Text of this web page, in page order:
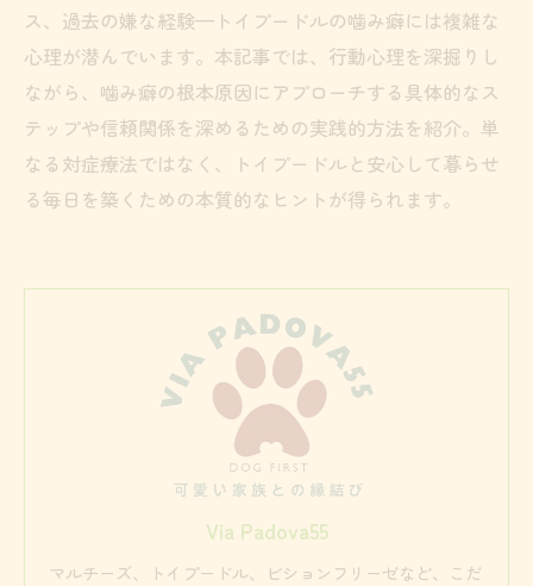
ス、過去の嫌な経験—トイプードルの噛み癖には複雑な
心理が潜んでいます。本記事では、行動心理を深掘りし
ながら、噛み癖の根本原因にアプローチする具体的なス
テップや信頼関係を深めるための実践的方法を紹介。単
なる対症療法ではなく、トイプードルと安心して暮らせ
る毎日を築くための本質的なヒントが得られます。
Via Padova55
マルチーズ、トイプードル、ビションフリーゼなど、こだ